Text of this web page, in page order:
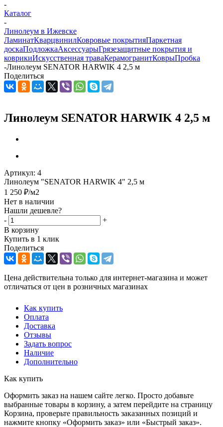
-
Каталог
-
Линолеум в Ижевске
ЛаминатКварцвинилКовровые покрытияПаркетная
доскаПодложкаАксессуарыГрязезащитные покрытия и
коврикиИскусственная траваКерамогранитКоврыПробка
-Линолеум SENATOR HARWIK 4 2,5 м
Поделиться
Линолеум SENATOR HARWIK 4 2,5 м
Артикул: 4
Линолеум "SENATOR HARWIK 4" 2,5 м
1 250 ₽/м2
Нет в наличии
Нашли дешевле?
-
+
В корзину
Купить в 1 клик
Поделиться
Цена действительна только для интернет-магазина и может
отличаться от цен в розничных магазинах
Как купить
Оплата
Доставка
Отзывы
Задать вопрос
Наличие
Дополнительно
Как купить
Оформить заказ на нашем сайте легко. Просто добавьте
выбранные товары в корзину, а затем перейдите на страницу
Корзина, проверьте правильность заказанных позиций и
нажмите кнопку «Оформить заказ» или «Быстрый заказ».